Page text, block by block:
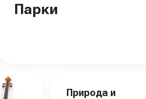
Парки
Природа и